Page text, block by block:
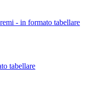
- in formato tabellare
tabellare